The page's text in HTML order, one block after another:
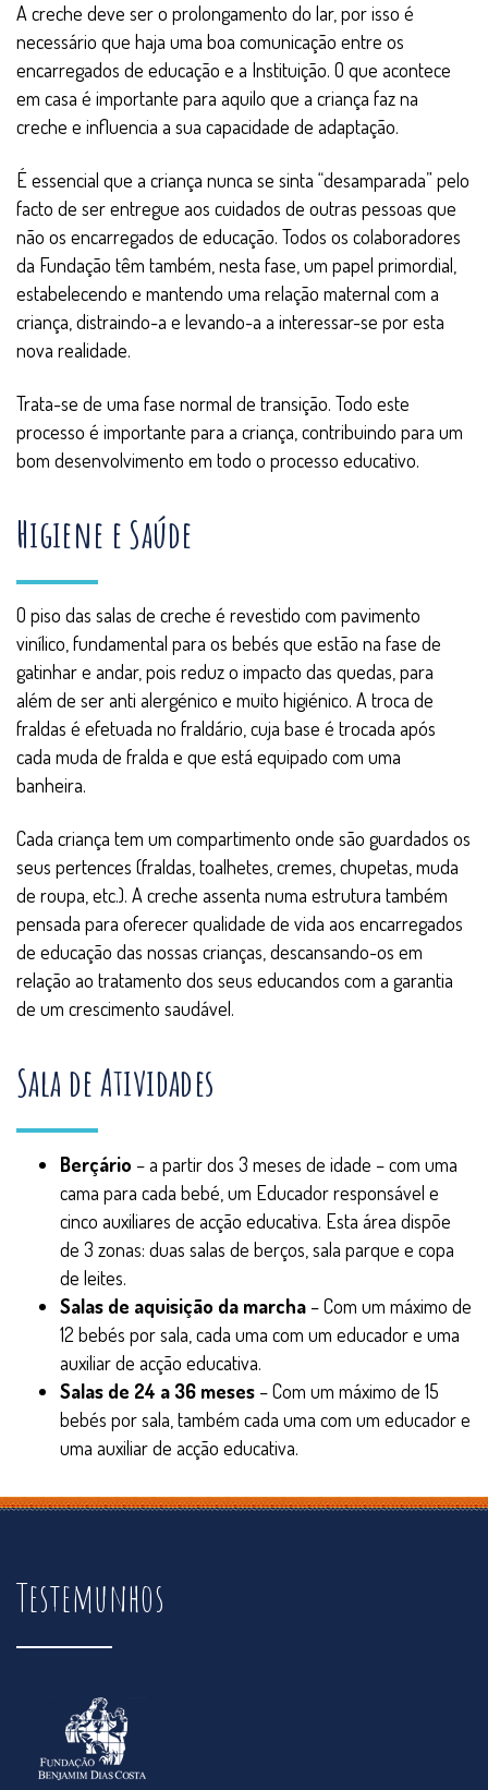
A creche deve ser o prolongamento do lar, por isso é
necessário que haja uma boa comunicação entre os
encarregados de educação e a Instituição. O que acontece
em casa é importante para aquilo que a criança faz na
creche e influencia a sua capacidade de adaptação.
É essencial que a criança nunca se sinta “desamparada” pelo
facto de ser entregue aos cuidados de outras pessoas que
não os encarregados de educação. Todos os colaboradores
da Fundação têm também, nesta fase, um papel primordial,
estabelecendo e mantendo uma relação maternal com a
criança, distraindo-a e levando-a a interessar-se por esta
nova realidade.
Trata-se de uma fase normal de transição. Todo este
processo é importante para a criança, contribuindo para um
bom desenvolvimento em todo o processo educativo.
Higiene e Saúde
O piso das salas de creche é revestido com pavimento
vinílico, fundamental para os bebés que estão na fase de
gatinhar e andar, pois reduz o impacto das quedas, para
além de ser anti alergénico e muito higiénico. A troca de
fraldas é efetuada no fraldário, cuja base é trocada após
cada muda de fralda e que está equipado com uma
banheira.
Cada criança tem um compartimento onde são guardados os
seus pertences (fraldas, toalhetes, cremes, chupetas, muda
de roupa, etc.). A creche assenta numa estrutura também
pensada para oferecer qualidade de vida aos encarregados
de educação das nossas crianças, descansando-os em
relação ao tratamento dos seus educandos com a garantia
de um crescimento saudável.
Sala de Atividades
Berçário – a partir dos 3 meses de idade – com uma
cama para cada bebé, um Educador responsável e
cinco auxiliares de acção educativa. Esta área dispõe
de 3 zonas: duas salas de berços, sala parque e copa
de leites.
Salas de aquisição da marcha– Com um máximo de
12 bebés por sala, cada uma com um educador e uma
auxiliar de acção educativa.
Salas de 24 a 36 meses– Com um máximo de 15
bebés por sala, também cada uma com um educador e
uma auxiliar de acção educativa.
Testemunhos